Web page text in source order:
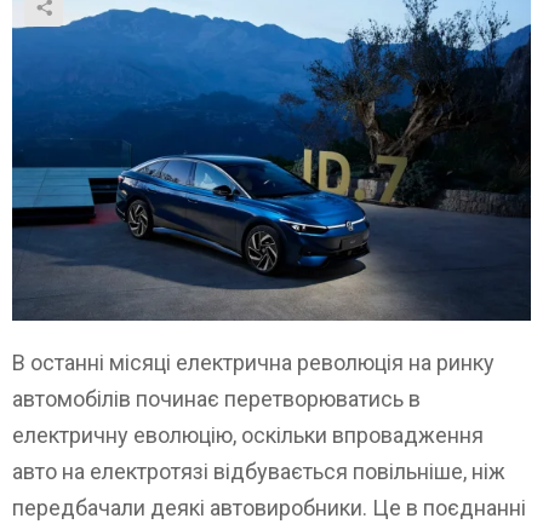
В останні місяці електрична революція на ринку
автомобілів починає перетворюватись в
електричну еволюцію, оскільки впровадження
авто на електротязі відбувається повільніше, ніж
передбачали деякі автовиробники. Це в поєднанні